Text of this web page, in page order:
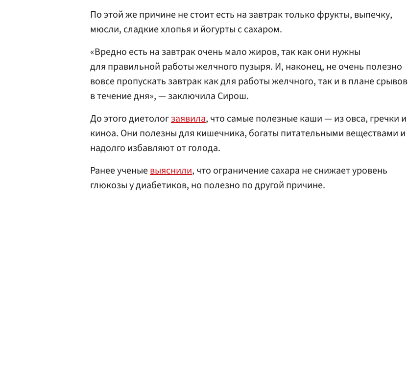
По этой же причине не стоит есть на завтрак только фрукты, выпечку,
мюсли, сладкие хлопья и йогурты с сахаром.
«Вредно есть на завтрак очень мало жиров, так как они нужны
для правильной работы желчного пузыря. И, наконец, не очень полезно
вовсе пропускать завтрак как для работы желчного, так и в плане срывов
в течение дня», — заключила Сирош.
До этого диетологзаявила, что самые полезные каши — из овса, гречки и
киноа. Они полезны для кишечника, богаты питательными веществами и
надолго избавляют от голода.
Ранее ученыевыяснили, что ограничение сахара не снижает уровень
глюкозы у диабетиков, но полезно по другой причине.